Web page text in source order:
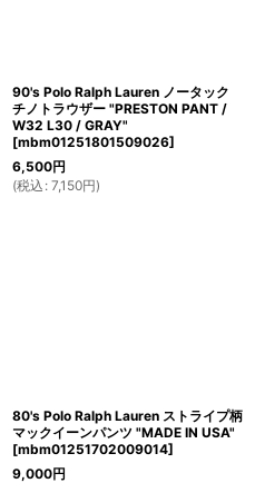
90's Polo Ralph Lauren ノータック
チノトラウザー "PRESTON PANT /
W32 L30 / GRAY"
[mbm01251801509026]
6,500円
(税込 : 7,150円)
80's Polo Ralph Lauren ストライプ柄
マックイーンパンツ "MADE IN USA"
[mbm01251702009014]
9,000円